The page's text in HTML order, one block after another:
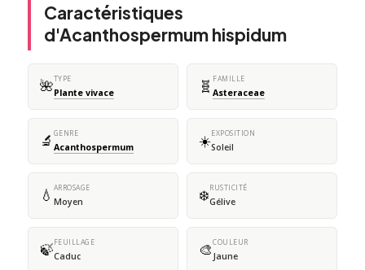
Caractéristiques
d'Acanthospermum hispidum
🌺TYPE
Plante vivace 🧬 FAMILLE
Asteraceae
🔬 GENRE
Acanthospermum ☀️EXPOSITION
Soleil
💧 ARROSAGE
Moyen ❄️RUSTICITÉ
Gélive
🍃FEUILLAGE
Caduc 🎨COULEUR
Jaune